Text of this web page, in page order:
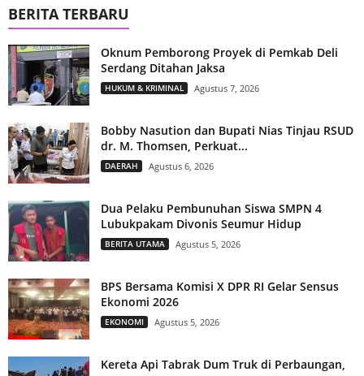
BERITA TERBARU
Oknum Pemborong Proyek di Pemkab Deli
Serdang Ditahan Jaksa
HUKUM & KRIMINAL Agustus 7, 2026
Bobby Nasution dan Bupati Nias Tinjau RSUD
dr. M. Thomsen, Perkuat...
DAERAH Agustus 6, 2026
Dua Pelaku Pembunuhan Siswa SMPN 4
Lubukpakam Divonis Seumur Hidup
BERITA UTAMA Agustus 5, 2026
BPS Bersama Komisi X DPR RI Gelar Sensus
Ekonomi 2026
EKONOMI Agustus 5, 2026
Kereta Api Tabrak Dum Truk di Perbaungan,